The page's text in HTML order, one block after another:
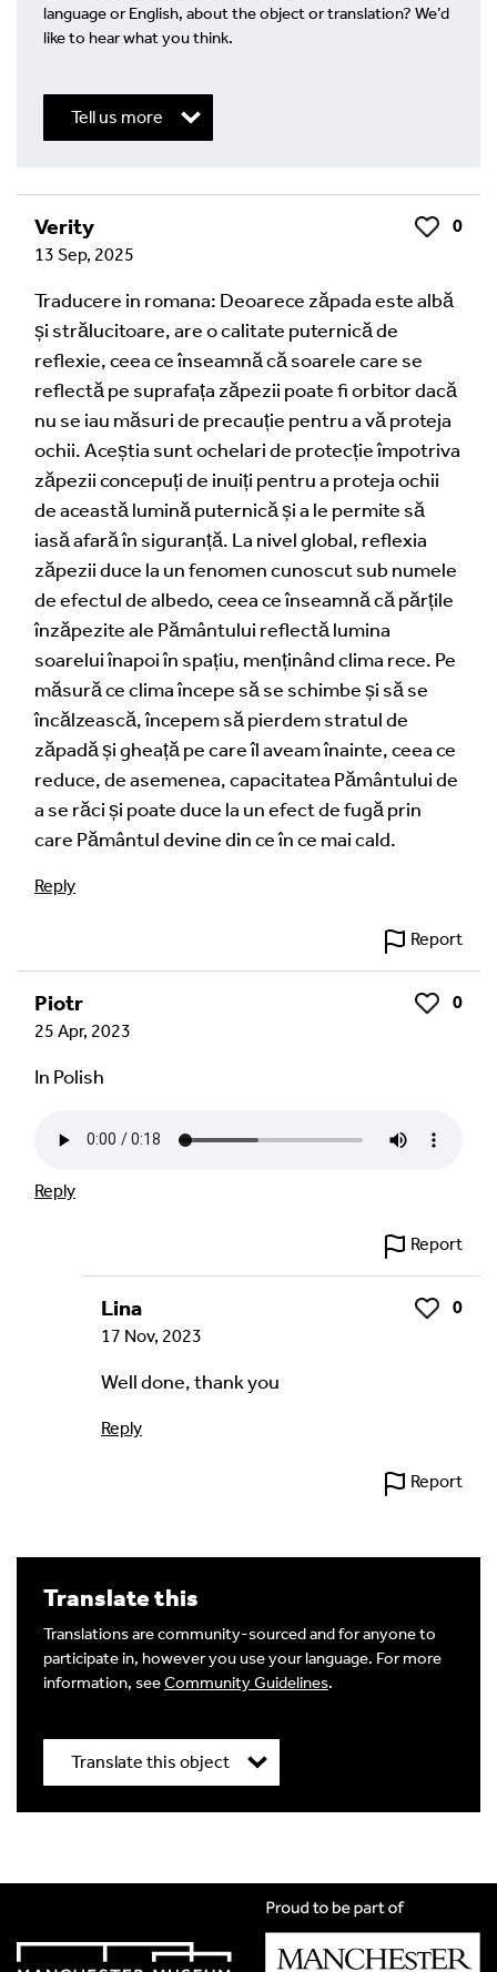
language or English, about the object or translation? We’d
like to hear what you think.
Tell us more
Write a Reply or Comment
Your email address will not be published.
fields are marked*
Your Comment
Image Comment
Audio Comment
Language of comment
Commons 4.0license.
Your Name *
Your Email Address *
Verity Like
0
13 Sep, 2025
Traducere in romana: Deoarece zăpada este albă
și strălucitoare, are o calitate puternică de
reflexie, ceea ce înseamnă că soarele care se
reflectă pe suprafața zăpezii poate fi orbitor dacă
nu se iau măsuri de precauție pentru a vă proteja
ochii. Aceștia sunt ochelari de protecție împotriva
zăpezii concepuți de inuiți pentru a proteja ochii
de această lumină puternică și a le permite să
iasă afară în siguranță. La nivel global, reflexia
zăpezii duce la un fenomen cunoscut sub numele
de efectul de albedo, ceea ce înseamnă că părțile
înzăpezite ale Pământului reflectă lumina
soarelui înapoi în spațiu, menținând clima rece. Pe
măsură ce clima începe să se schimbe și să se
încălzească, începem să pierdem stratul de
zăpadă și gheață pe care îl aveam înainte, ceea ce
reduce, de asemenea, capacitatea Pământului de
a se răci și poate duce la un efect de fugă prin
care Pământul devine din ce în ce mai cald.
Reply
Report
Piotr Like
0
25 Apr, 2023
In Polish
Reply
Report
Lina Like
0
17 Nov, 2023
Well done, thank you
Reply
Report
Translate this
Translations are community-sourced and for anyone to
participate in, however you use your language. For more
information, seeCommunity Guidelines.
Translate this object